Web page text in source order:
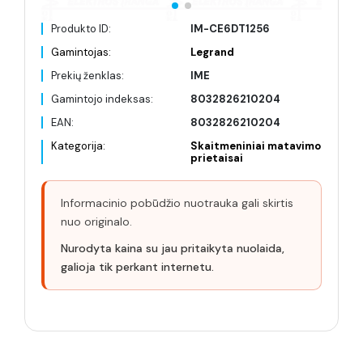
Produkto ID:
IM-CE6DT1256
Gamintojas:
Legrand
Prekių ženklas:
IME
Gamintojo indeksas:
8032826210204
EAN:
8032826210204
Kategorija:
Skaitmeniniai matavimo
prietaisai
Informacinio pobūdžio nuotrauka gali skirtis
nuo originalo.
Nurodyta kaina su jau pritaikyta nuolaida,
galioja tik perkant internetu.